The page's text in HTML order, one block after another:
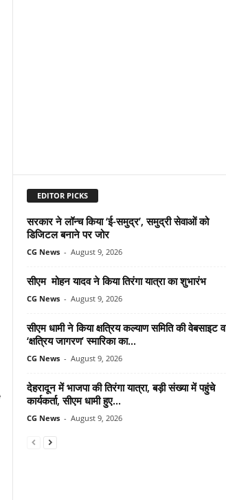
EDITOR PICKS
सरकार ने लॉन्च किया ‘ई-समुद्र’, समुद्री सेवाओं को
डिजिटल बनाने पर जोर
CG News - August 9, 2026
सीएम मोहन यादव ने किया तिरंगा यात्रा का शुभारंभ
CG News - August 9, 2026
सीएम धामी ने किया क्षत्रिय कल्याण समिति की वेबसाइट व
‘क्षत्रिय जागरण’ स्मारिका का...
CG News - August 9, 2026
देहरादून में भाजपा की तिरंगा यात्रा, बड़ी संख्या में पहुंचे
कार्यकर्ता, सीएम धामी हुए...
CG News - August 9, 2026